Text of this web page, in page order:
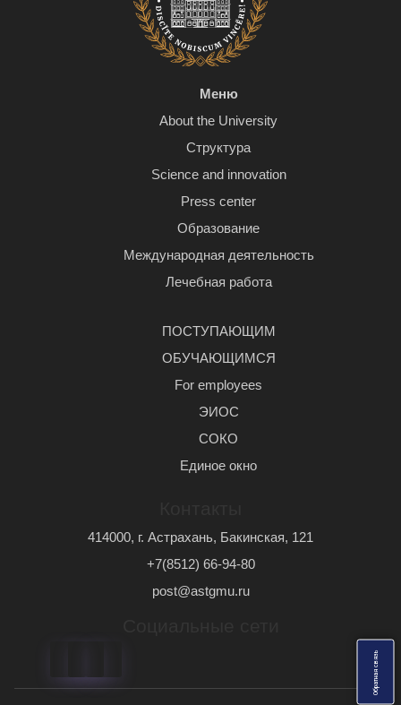
О
б
р
а
т
н
а
я
с
в
я
з
ь
Меню
About the University
Структура
Science and innovation
Press center
Образование
Международная деятельность
Лечебная работа
ПОСТУПАЮЩИМ
ОБУЧАЮЩИМСЯ
For employees
ЭИОС
СОКО
Единое окно
414000, г. Астрахань, Бакинская, 121
+7(8512) 66-94-80
post@astgmu.ru